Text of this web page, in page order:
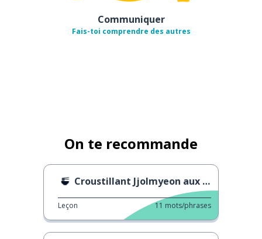
Communiquer
Fais-toi comprendre des autres
On te recommande
Croustillant Jjolmyeon aux germes de haricot
Leçon 11 mots/phrases